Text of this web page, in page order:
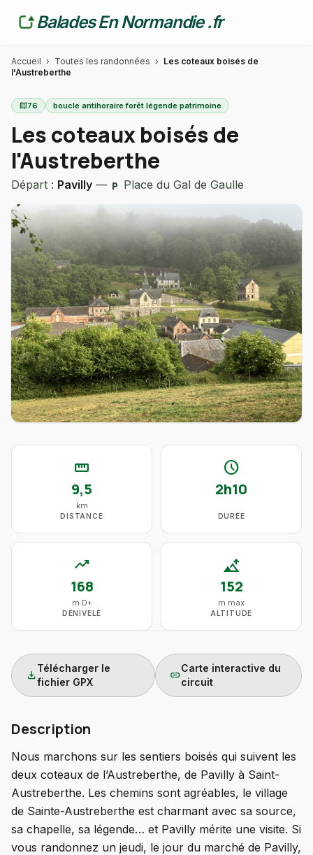
Balades En Normandie .fr
Accueil › Toutes les randonnées › Les coteaux boisés de
l'Austreberthe
map76 boucle antihoraire forêt légende patrimoine
Les coteaux boisés de
l'Austreberthe
Départ : Pavilly — local_parking Place du Gal de Gaulle
straighten
9,5
km
DISTANCE
schedule
2h10
DURÉE
trending_up
168
m D+
DÉNIVELÉ
altitude
152
m max
ALTITUDE
download
Télécharger le
fichier GPX
link
Carte interactive du
circuit
Description
Nous marchons sur les sentiers boisés qui suivent les
deux coteaux de l’Austreberthe, de Pavilly à Saint-
Austreberthe. Les chemins sont agréables, le village
de Sainte-Austreberthe est charmant avec sa source,
sa chapelle, sa légende… et Pavilly mérite une visite. Si
vous randonnez un jeudi, le jour du marché de Pavilly,